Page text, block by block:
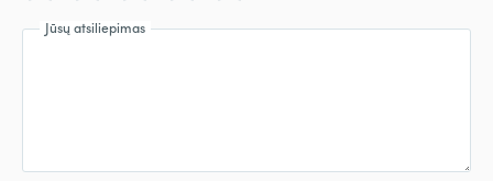
Jūsų atsiliepimas